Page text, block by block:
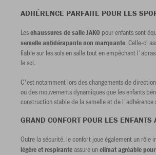
ADHÉRENCE PARFAITE POUR LES
Leschaussures de salle JAKO pour enfants sont
semelle antidérapante non marquante. Celle-ci
fiable sur les sols en salle tout en empêchant
le sol.
C'est notamment lors des changements de
ou des mouvements dynamiques que les enfants
construction stable de la semelle et de l'adhérence
GRAND CONFORT POUR LES ENFANTS
Outre la sécurité, le confort joue également un rôle
légère et respiranteassure unclimat agréable